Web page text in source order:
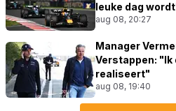
leuke dag
aug 08, 20:27
Manager
Verstappen: "Ik
realiseert"
aug 08, 19:40